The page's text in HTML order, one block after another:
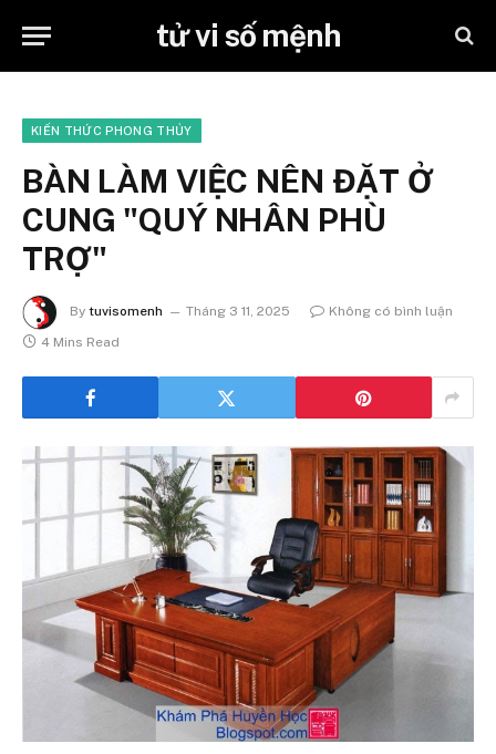
tử vi số mệnh
KIẾN THỨC PHONG THỦY
BÀN LÀM VIỆC NÊN ĐẶT Ở
CUNG "QUÝ NHÂN PHÙ
TRỢ"
By tuvisomenh Tháng 3 11, 2025
Không có bình luận
4 Mins Read